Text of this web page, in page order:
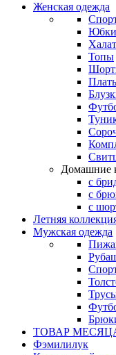
Женская одежда
Юбки
Топы
Домашние
с
с
с
Летняя
Мужская одежда
ТОВАР
Фэмилилук